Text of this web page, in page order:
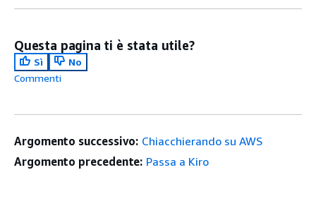
Questa pagina ti è stata utile?
Sì
No
Commenti
Argomento successivo: Chiacchierando su AWS
Argomento precedente: Passa a Kiro